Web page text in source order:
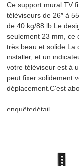
Ce support mural TV
téléviseurs de 26″ à
de 40 kg/88 lb.Le
seulement 23 mm, ce
très beau et solide.La
installer, et un
votre téléviseur est à
peut fixer solidement
déplacement.C'est
enquêtedétail